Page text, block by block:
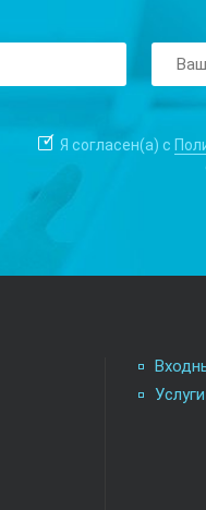
Я согласен(а) с
Услуги